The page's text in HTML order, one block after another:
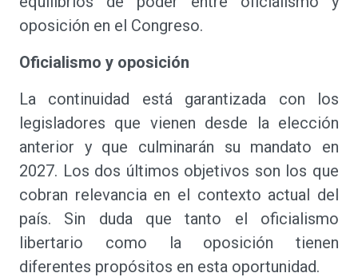
oposición en el Congreso.
Oficialismo y oposición
La continuidad está garantizada con los
legisladores que vienen desde la elección
anterior y que culminarán su mandato en
2027. Los dos últimos objetivos son los que
cobran relevancia en el contexto actual del
país. Sin duda que tanto el oficialismo
libertario como la oposición tienen
diferentes propósitos en esta oportunidad.